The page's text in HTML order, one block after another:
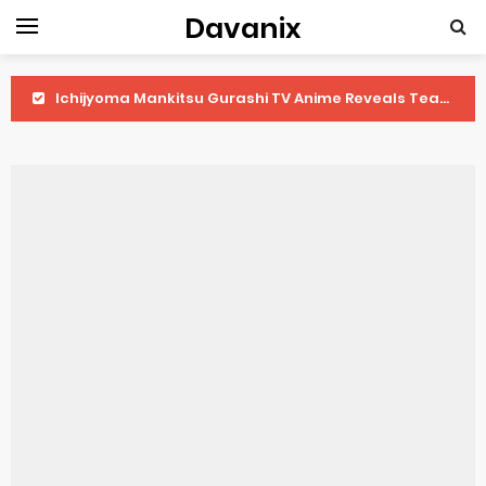
Davanix
Ichijyoma Mankitsu Gurashi TV Anime Reveals Teaser